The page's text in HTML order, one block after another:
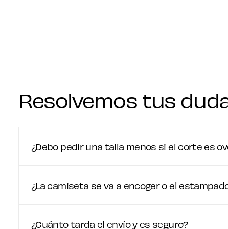
Resolvemos tus
¿Debo pedir una talla menos si el corte es
¿La camiseta se va a encoger o el
¿Cuánto tarda el envío y es seguro?